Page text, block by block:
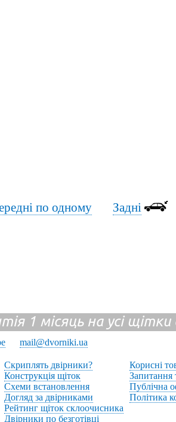
по одному Задні
1 місяць на усі
mail@dvorniki.ua
Скриплять двірники?
Конструкція щіток
Схеми встановлення
Догляд за двірниками
Рейтинг щіток склоочисника
Двірники по безготівці
Корисні
Запитання
Публічна
Політика